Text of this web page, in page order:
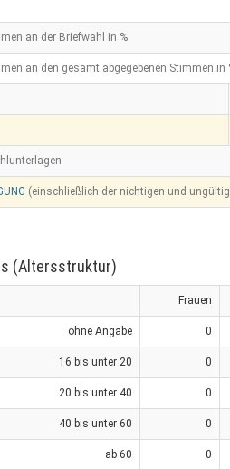
an der Briefwahl in %
an den gesamt abgegebenen Stimmen in
(einschließlich der nichtigen und
(Altersstruktur)
Frauen
ohne Angabe 0
16 bis unter 20 0
20 bis unter 40 0
40 bis unter 60 0
ab 60 0